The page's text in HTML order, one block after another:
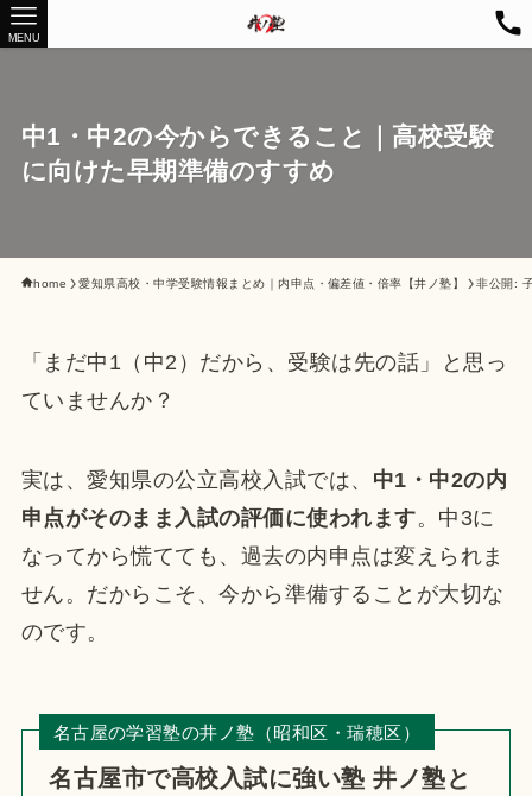
MENU
中1・中2の今からできること｜高校受験
に向けた早期準備のすすめ
home 愛知県高校・中学受験情報まとめ｜内申点・偏差値・倍率【井ノ塾】 非公開:
「まだ中1（中2）だから、受験は先の話」と思っ
ていませんか？
実は、愛知県の公立高校入試では、 中1・中2の内
申点がそのまま入試の評価に使われます。中3に
なってから慌てても、過去の内申点は変えられま
せん。だからこそ、今から準備することが大切な
のです。
名古屋の学習塾の井ノ塾（昭和区・瑞穂区）
名古屋市で高校入試に強い塾 井ノ塾と